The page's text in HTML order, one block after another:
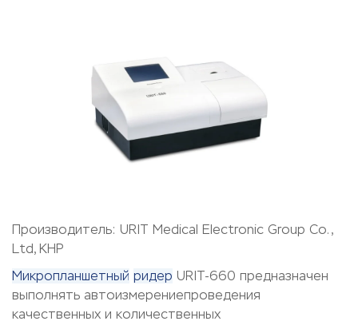
Производитель: URIT Medical Electronic Group Co.,
Ltd, КНР
Микропланшетный ридер URIT-660 предназначен
выполнять автоизмерениепроведения
качественных и количественных